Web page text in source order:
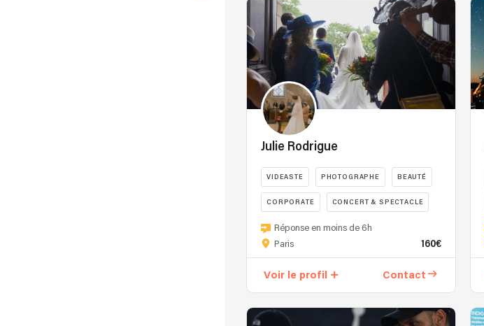
Julie Rodrigue
VIDEASTE PHOTOGRAPHE BEAUTÉ
CORPORATE CONCERT & SPECTACLE
Réponse en moins de 6h
Paris
160€
Voir le profil Contact